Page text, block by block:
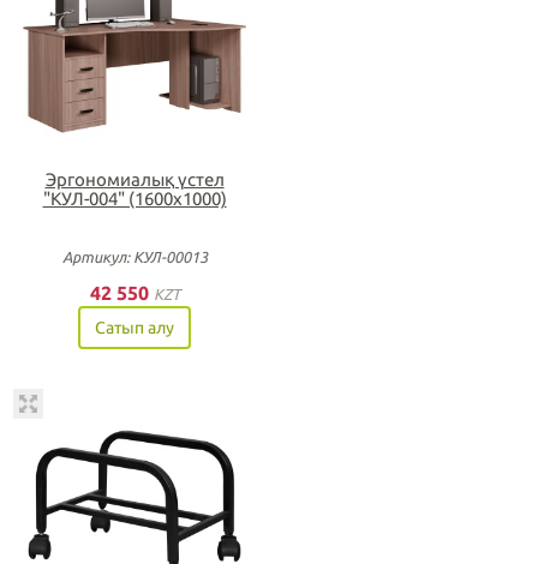
Эргономиалық үстел
"КУЛ-004" (1600х1000)
Артикул: КУЛ-00013
42 550 KZT
Сатып алу